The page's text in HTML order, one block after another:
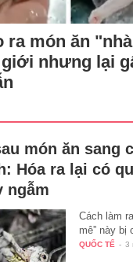
ra món ăn
nhưng lại
món ăn sang
Hóa ra lại có
ngẫm
Cách làm
mê” này bị
QUỐC TẾ - 3